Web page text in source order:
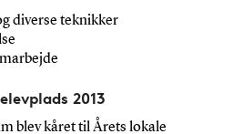
diverse teknikker
2013
blev kåret til Årets lokale